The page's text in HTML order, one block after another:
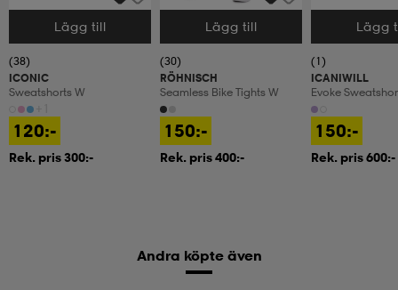
Välj storlek
Lägg till
(38)
ICONIC
Sweatshorts W
120:-
Rek. pris 300:-
Välj storlek
Lägg till
(30)
RÖHNISCH
Seamless Bike Tights W
150:-
Rek. pris 400:-
Välj storlek
Lägg
(1)
ICANIWILL
Evoke
150:-
Rek. pris 600:-
Andra köpte även